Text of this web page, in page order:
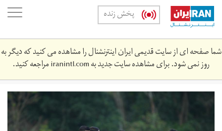
Skip
main
content
پخش زنده
شما صفحه ای از سایت قدیمی ایران اینترنشنال را مشاهده می کنید که دیگر به
روز نمی شود. برای مشاهده سایت جدید بهiranintl.comمراجعه کنید.
1395082214453381491849410.jpg